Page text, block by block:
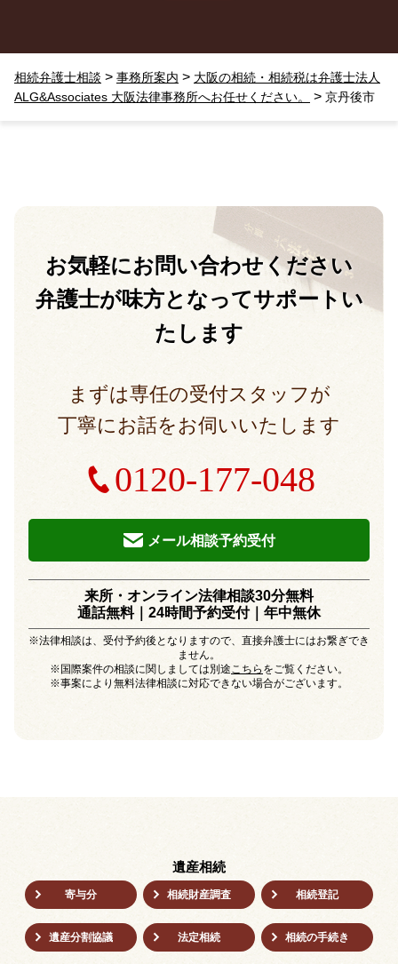
相続放棄した結果、思い出の詰まったこの家から追
い出されました。
相続弁護士相談 > 事務所案内 > 大阪の相続・相続税は弁護士法人
ALG&Associates 大阪法律事務所へお任せください。
> 京丹後市
お気軽にお問い合わせください
弁護士が味方となってサポートい
たします
まずは専任の受付スタッフが
丁寧にお話をお伺いいたします
0120-177-048
メール相談予約受付
来所・オンライン法律相談30分無料
通話無料｜24時間予約受付｜年中無休
※法律相談は、受付予約後となりますので、直接弁護士にはお繋ぎでき
ません。
※国際案件の相談に関しましては別途こちら をご覧ください。
※事案により無料法律相談に対応できない場合がございます。
遺産相続
寄与分 相続財産調査 相続登記
遺産分割協議 法定相続 相続の⼿続き